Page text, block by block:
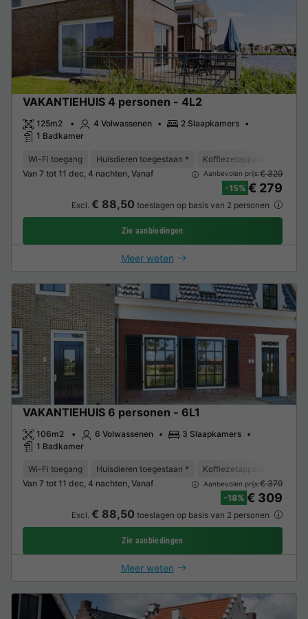
VAKANTIEHUIS 4 personen - 4L2
125m2 4 Volwassenen
2 Slaapkamers
1 Badkamer
Wi-Fi toegang Huisdieren toegestaan * Koffiezetapparaat
Van 7 tot 11 dec, 4 nachten, Vanaf
Aanbevolen prijs:€ 329
-15% € 279
Excl. € 88,50 toeslagen op basis van 2 personen
Zie aanbiedingen
Meer weten
VAKANTIEHUIS 6 personen - 6L1
106m2 6 Volwassenen
3 Slaapkamers
1 Badkamer
Wi-Fi toegang Huisdieren toegestaan * Koffiezetapparaat
Van 7 tot 11 dec, 4 nachten, Vanaf
Aanbevolen prijs:€ 379
-18% € 309
Excl. € 88,50 toeslagen op basis van 2 personen
Zie aanbiedingen
Meer weten